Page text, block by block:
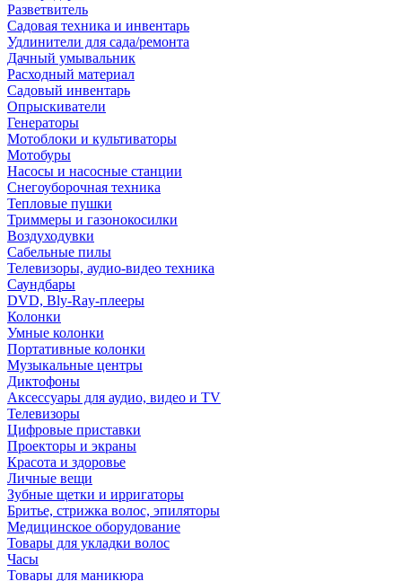
Разветвитель
Садовая техника и инвентарь
Удлинители для сада/ремонта
Дачный умывальник
Расходный материал
Садовый инвентарь
Опрыскиватели
Генераторы
Мотоблоки и культиваторы
Мотобуры
Насосы и насосные станции
Снегоуборочная техника
Тепловые пушки
Триммеры и газонокосилки
Воздуходувки
Сабельные пилы
Телевизоры, аудио-видео техника
Саундбары
DVD, Bly-Ray-плееры
Колонки
Умные колонки
Портативные колонки
Музыкальные центры
Диктофоны
Аксессуары для аудио, видео и TV
Телевизоры
Цифровые приставки
Проекторы и экраны
Красота и здоровье
Личные вещи
Зубные щетки и ирригаторы
Бритье, стрижка волос, эпиляторы
Медицинское оборудование
Товары для укладки волос
Часы
Товары для маникюра